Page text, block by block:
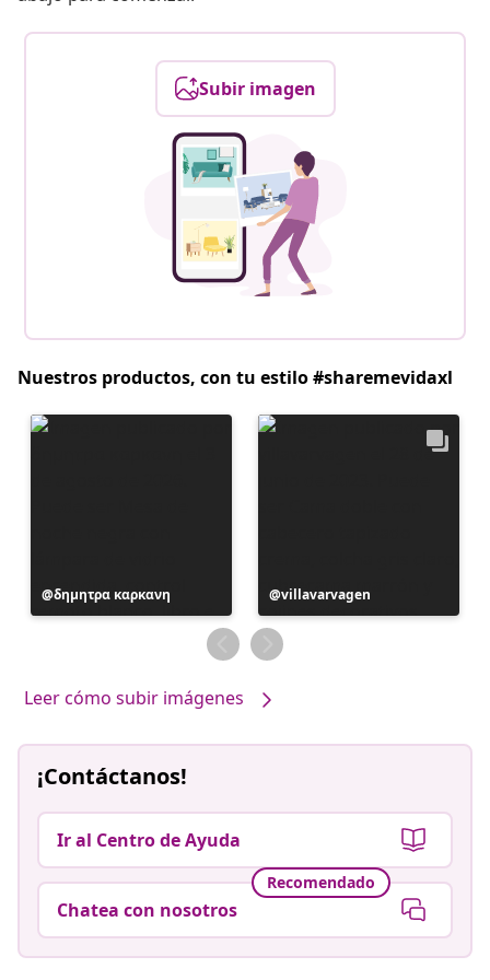
Subir imagen
Nuestros productos, con tu estilo #sharemevidaxl
Publicación
realizada
δημητρα καρκανη
Publicación
realizada
por
villavarvagen
Leer cómo subir imágenes
¡Contáctanos!
Ir al Centro de Ayuda
Recomendado
Chatea con nosotros